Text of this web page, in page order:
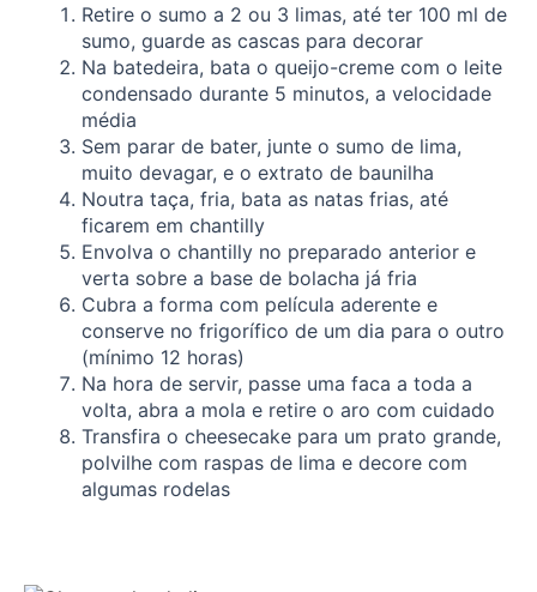
Retire o sumo a 2 ou 3 limas, até ter 100 ml de
sumo, guarde as cascas para decorar
Na batedeira, bata o queijo-creme com o leite
condensado durante 5 minutos, a velocidade
média
Sem parar de bater, junte o sumo de lima,
muito devagar, e o extrato de baunilha
Noutra taça, fria, bata as natas frias, até
ficarem em chantilly
Envolva o chantilly no preparado anterior e
verta sobre a base de bolacha já fria
Cubra a forma com película aderente e
conserve no frigorífico de um dia para o outro
(mínimo 12 horas)
Na hora de servir, passe uma faca a toda a
volta, abra a mola e retire o aro com cuidado
Transfira o cheesecake para um prato grande,
polvilhe com raspas de lima e decore com
algumas rodelas